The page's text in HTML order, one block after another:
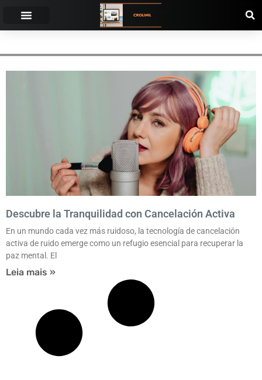
Descubre la Tranquilidad con Cancelación Activa
En un mundo cada vez más ruidoso, la tecnología de cancelación
activa de ruido emerge como un refugio esencial para recuperar la
paz mental. El
Leia mais »